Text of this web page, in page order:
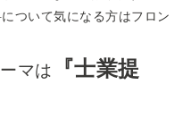
ついて気になる方はフロン
マは
『士業提